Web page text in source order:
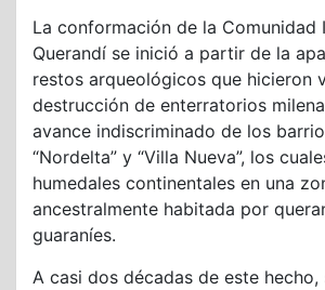
La conformación de la Comunidad
Querandí se inició a partir de la
restos arqueológicos que hicieron
destrucción de enterratorios
avance indiscriminado de los
“Nordelta” y “Villa Nueva”, los
humedales continentales en una
ancestralmente habitada por
guaraníes.
A casi dos décadas de este